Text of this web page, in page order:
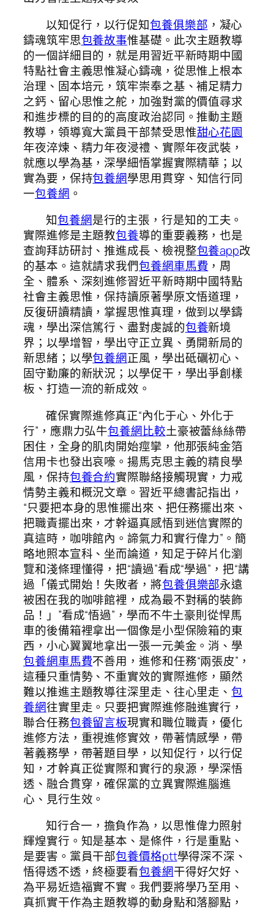
以知促行，以行促知包養俱樂部 ，凝心
鑄魂筑牢思包養故事惟基礎。此次主題教導
的一個詳細目的，就是用習近平新時期中國
特點社會主義思惟凝心鑄魂，從思惟上根本
治理、固本培元，筑牢崇奉之基、補足精力
之鈣、留心思惟之舵，加強對黨的價值尋求
和進步標的目的的高度政治認同。推動主題
教導，領導寬大黨員干部禁受思惟甜心花園
年夜淬煉、精力年夜浸禮、實際年夜武裝，
就應以學為基，深學細悟掌握實際精華；以
實為要，保持包養網學思用貫穿、知信行同
一包養網 。
知包養網是行的主張，行是知的工夫。
實際進修是主題教包養導的重要義務，也是
查詢拜訪研討、推進成長、檢視整包養app改
的基本。這就請求我們包養網車馬費 ，周
全、體系、深刻進修習近平新時期中國特點
社會主義思惟，保持讀原著學原文悟道理，
反復研讀精讀，掌握思惟真理，做到以學鑄
魂，學出深信篤行、盡對虔誠的包養新境
界；以學增智，學出守正立異、勇開新局的
新思緒；以學包養網正風，學出砥礪初心、
固守勤廉的新狀況；以學促干，學出爭創樣
板、打造一流的新成效。
確保實際進修真正“內化于心、外化于
行”，應鼎力弘牛包養網比較土豪被蕾絲絲帶
困住，全身的肌肉開始痙攣，他那張純金箔
信用卡也發出哀嚎。揚馬克思主義的精良學
風，保持包養合約實際聯絡接觸現實，力戒
情勢主義和概況文章。習近平總書記指出，
“只要把本身的思惟擺出來、把任務擺出來、
把職責擺出來，才幹逼真感悟到迷信實際的
真這時，咖啡館內。諦氣力和實行偉力”。簡
略地照本宣科、坐而論道，知足于碎片化瀏
覽和淺條理懂得，把“讀過”看成“學過”，把“講
過「儀式開始！失敗者，將包養俱樂部永遠
被困在我的咖啡館裡，成為最不對稱的裝飾
品！」”看成“悟過”，學而不牛土豪則從悍馬
車的後備箱裡拿出一個像是小型保險箱的東
西，小心翼翼地拿出一張一元美金。消、學
包養網車馬費不善用，進修和任務“兩張皮”，
這種只重情勢、不重實效的實際進修，顯然
難以推進主題教導往深里走、往心里走、包
養網往實里走。只要把實際進修融進實行，
聯合任務包養留言板現實和職位職責，優化
進修方法，重視進修實效，帶著情感學，帶
著義務學，帶著題目學，以知促行，以行促
知，才幹真正從實際和實行的泉源，學深悟
透、融合貫穿，確保黨的立異實際進腦進
心、見行生效。
知行合一，擔負作為，以思惟偉力照射
輝煌實行。知是基本、是條件，行是重點、
是要害。黨員干部包養價格ptt學得深不深、
悟得透不透，終極要看包養網干得好欠好、
為平易近造福實不實。我們要將學乃至用、
真抓實干作為主題教導的動身點和落腳點，